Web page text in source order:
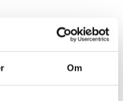
Om
INDSEND